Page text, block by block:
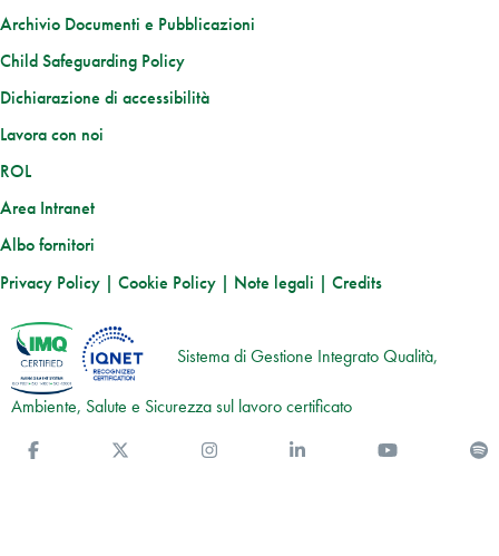
Archivio Documenti e Pubblicazioni
Child Safeguarding Policy
Dichiarazione di accessibilità
Lavora con noi
ROL
Area Intranet
Albo fornitori
Privacy Policy | Cookie Policy | Note legali | Credits
Sistema di Gestione Integrato Qualità,
Ambiente, Salute e Sicurezza sul lavoro certificato
You Tube